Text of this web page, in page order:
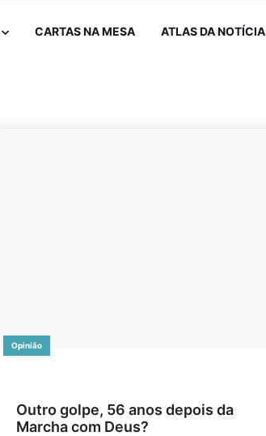
CARTAS NA MESA ATLAS DA NOTÍCIA
Opinião
Outro golpe, 56 anos depois da
Marcha com Deus?